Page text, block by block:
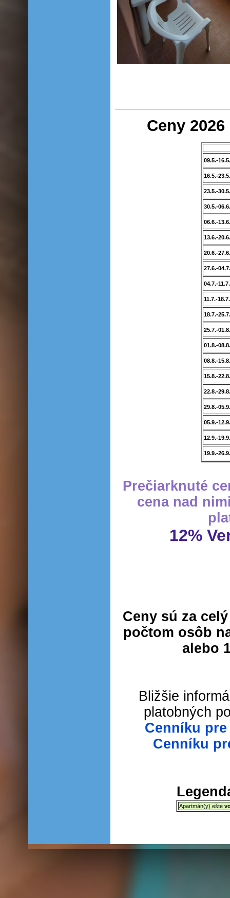
Ceny
09.5.-16.5.
16.5.-23.5.
23.5.-30.5.
30.5.-06.6.
06.6.-13.6.
13.6.-20.6.
20.6.-27.6.
27.6.-04.7.
04.7.-11.7.
11.7.-18.7.
18.7.-25.7.
25.7.-01.8.
01.8.-08.8.
08.8.-15.8.
15.8.-22.8.
22.8.-29.8.
29.8.-05.9.
05.9.-12.9.
12.9.-19.9.
19.9.-26.9.
Prečiarknuté
cena nad
12%
Ceny sú za
počtom osôb
alebo
Bližšie
platobných
Cenníku
Cenníku
Apartmán(y) ešte